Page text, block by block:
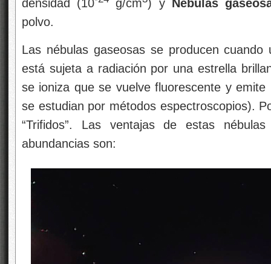
densidad (10 g/cm ) y
Nébulas
polvo.
Las nébulas gaseosas se producen
está sujeta a radiación por una estrella
se ioniza que se vuelve fluorescente y
se estudian por métodos espectroscopios).
“Trifidos”. Las ventajas de estas
abundancias son: